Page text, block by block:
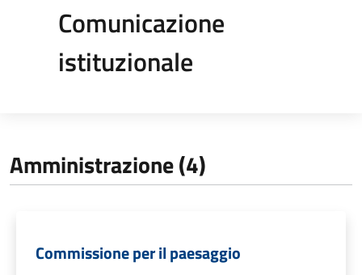
Comunicazione
istituzionale
Amministrazione (4)
Commissione per il paesaggio